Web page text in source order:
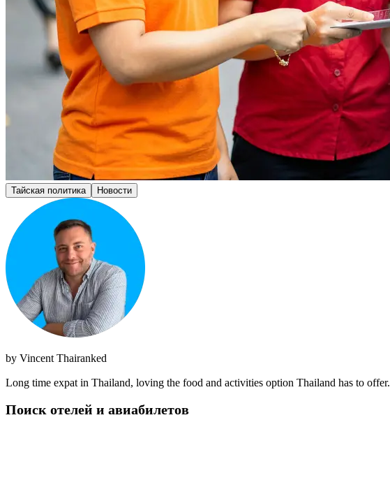
Тайская политика Новости
by Vincent Thairanked
Long time expat in Thailand, loving the food and activities option Thailand has to offer.
Поиск отелей и авиабилетов